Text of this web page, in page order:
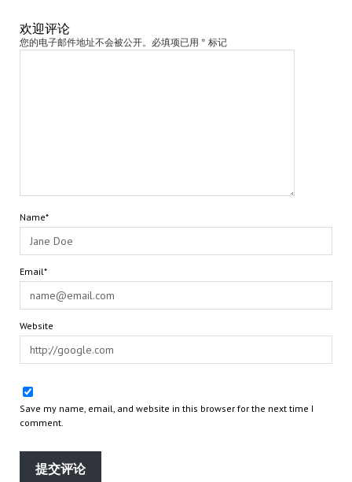
欢迎评论
您的电子邮件地址不会被公开。必填项已用 * 标记
Name*
Email*
Website
Save my name, email, and website in this browser for the next time I
comment.